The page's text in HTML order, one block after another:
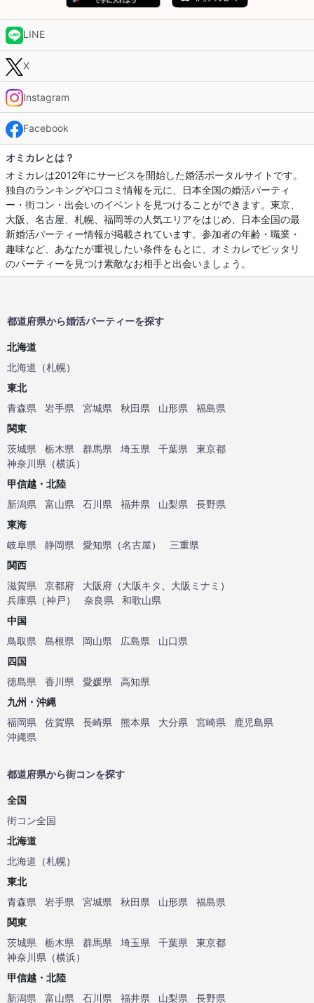
LINE
X
Instagram
Facebook
オミカレとは？
オミカレは2012年にサービスを開始した婚活ポータルサイトです。
独自のランキングや口コミ情報を元に、日本全国の婚活パーティ
ー・街コン・出会いのイベントを見つけることができます。東京、
大阪、名古屋、札幌、福岡等の人気エリアをはじめ、日本全国の最
新婚活パーティー情報が掲載されています。参加者の年齢・職業・
趣味など、あなたが重視したい条件をもとに、オミカレでピッタリ
のパーティーを見つけ素敵なお相手と出会いましょう。
都道府県から婚活パーティーを探す
北海道
北海道 （札幌）
東北
青森県
岩手県 宮城県 秋田県 山形県
福島県
関東
茨城県
栃木県 群馬県 埼玉県 千葉県
東京都
神奈川県 （横浜）
甲信越・北陸
新潟県
富山県 石川県 福井県 山梨県
長野県
東海
岐阜県
静岡県 愛知県 （名古屋）
三重県
関西
滋賀県
京都府 大阪府 （大阪キタ 大阪ミナミ ）
兵庫県 （神戸） 奈良県
和歌山県
中国
鳥取県
島根県 岡山県 広島県
山口県
四国
徳島県
香川県 愛媛県
高知県
九州・沖縄
福岡県
佐賀県 長崎県 熊本県 大分県 宮崎県
鹿児島県
沖縄県
都道府県から街コンを探す
全国
街コン全国
北海道
北海道 （札幌）
東北
青森県
岩手県 宮城県 秋田県 山形県
福島県
関東
茨城県
栃木県 群馬県 埼玉県 千葉県
東京都
神奈川県 （横浜）
甲信越・北陸
新潟県
富山県 石川県 福井県 山梨県 長野県